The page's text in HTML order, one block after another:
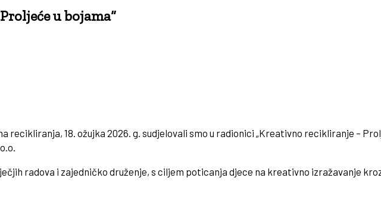
u bojama“
recikliranja, 18. ožujka 2026. g. sudjelovali smo u radionici „Kreativno recikliranje –
radova i zajedničko druženje, s ciljem poticanja djece na kreativno izražavanje